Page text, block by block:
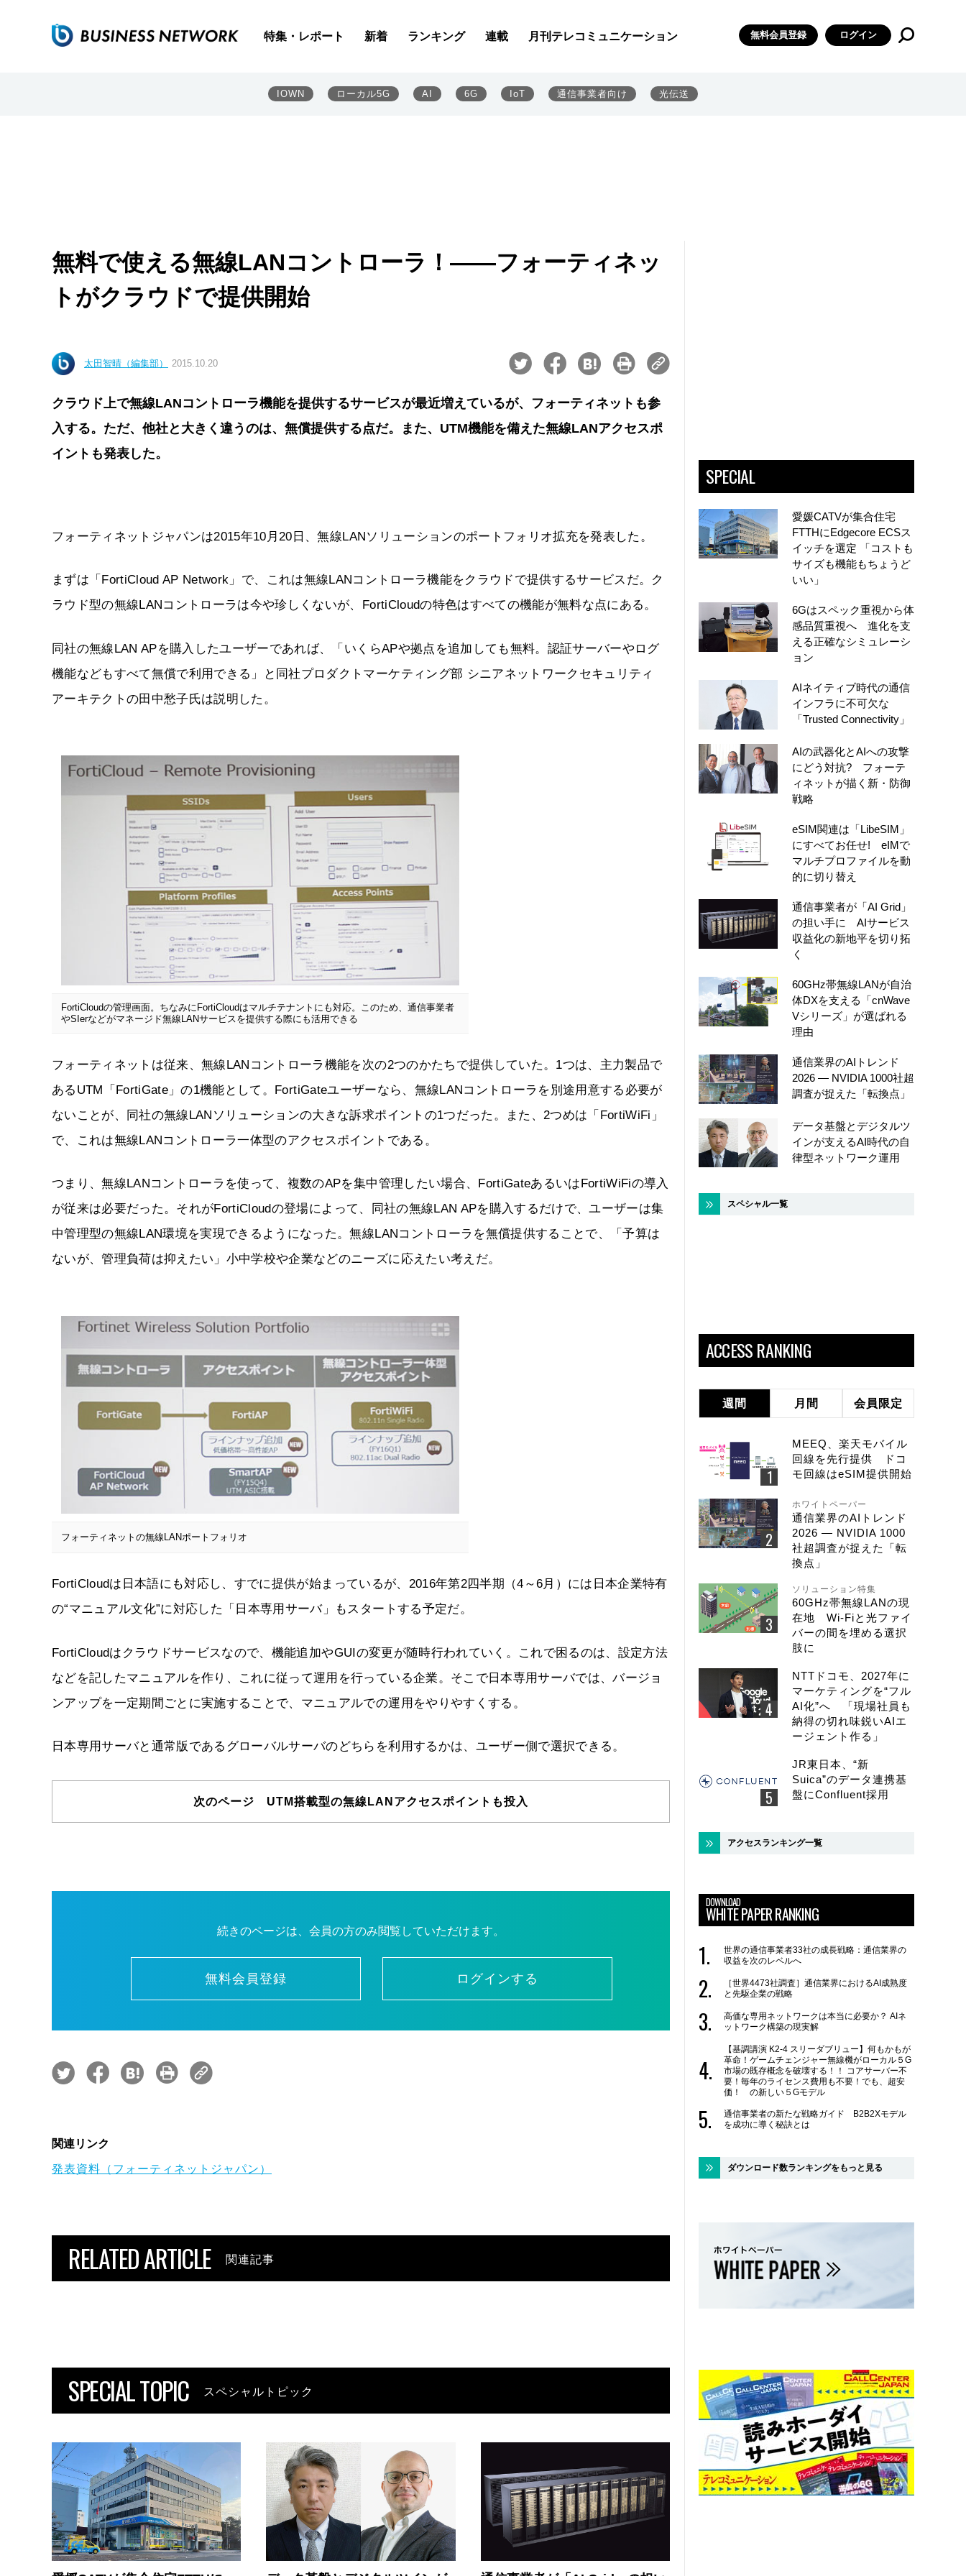
特集・レポート 新着 ランキング 連載 月刊テレコミュニケーション 無料会員登録 ログイン
IOWN ローカル5G AI 6G IoT 通信事業者向け 光伝送
無料で使える無線LANコントローラ！――フォーティネッ
トがクラウドで提供開始
太田智晴（編集部） 2015.10.20
クラウド上で無線LANコントローラ機能を提供するサービスが最近増えているが、フォーティネットも参
入する。ただ、他社と大きく違うのは、無償提供する点だ。また、UTM機能を備えた無線LANアクセスポ
イントも発表した。
フォーティネットジャパンは2015年10月20日、無線LANソリューションのポートフォリオ拡充を発表した。
まずは「FortiCloud AP Network」で、これは無線LANコントローラ機能をクラウドで提供するサービスだ。ク
ラウド型の無線LANコントローラは今や珍しくないが、FortiCloudの特色はすべての機能が無料な点にある。
同社の無線LAN APを購入したユーザーであれば、「いくらAPや拠点を追加しても無料。認証サーバーやログ
機能などもすべて無償で利用できる」と同社プロダクトマーケティング部 シニアネットワークセキュリティ
アーキテクトの田中愁子氏は説明した。
FortiCloudの管理画面。ちなみにFortiCloudはマルチテナントにも対応。このため、通信事業者
やSIerなどがマネージド無線LANサービスを提供する際にも活用できる
フォーティネットは従来、無線LANコントローラ機能を次の2つのかたちで提供していた。1つは、主力製品で
あるUTM「FortiGate」の1機能として。FortiGateユーザーなら、無線LANコントローラを別途用意する必要が
ないことが、同社の無線LANソリューションの大きな訴求ポイントの1つだった。また、2つめは「FortiWiFi」
で、これは無線LANコントローラ一体型のアクセスポイントである。
つまり、無線LANコントローラを使って、複数のAPを集中管理したい場合、FortiGateあるいはFortiWiFiの導入
が従来は必要だった。それがFortiCloudの登場によって、同社の無線LAN APを購入するだけで、ユーザーは集
中管理型の無線LAN環境を実現できるようになった。無線LANコントローラを無償提供することで、「予算は
ないが、管理負荷は抑えたい」小中学校や企業などのニーズに応えたい考えだ。
フォーティネットの無線LANポートフォリオ
FortiCloudは日本語にも対応し、すでに提供が始まっているが、2016年第2四半期（4～6月）には日本企業特有
の“マニュアル文化”に対応した「日本専用サーバ」もスタートする予定だ。
FortiCloudはクラウドサービスなので、機能追加やGUIの変更が随時行われていく。これで困るのは、設定方法
などを記したマニュアルを作り、これに従って運用を行っている企業。そこで日本専用サーバでは、バージョ
ンアップを一定期間ごとに実施することで、マニュアルでの運用をやりやすくする。
日本専用サーバと通常版であるグローバルサーバのどちらを利用するかは、ユーザー側で選択できる。
次のページ UTM搭載型の無線LANアクセスポイントも投入
続きのページは、会員の方のみ閲覧していただけます。
無料会員登録 ログインする
関連リンク
発表資料（フォーティネットジャパン）
RELATED ARTICLE 関連記事
SPECIAL TOPIC スペシャルトピック
SPECIAL
愛媛CATVが集合住宅
FTTHにEdgecore ECSス
イッチを選定 「コストも
サイズも機能もちょうど
いい」
6Gはスペック重視から体
感品質重視へ 進化を支
える正確なシミュレーシ
ョン
AIネイティブ時代の通信
インフラに不可欠な
「Trusted Connectivity」
AIの武器化とAIへの攻撃
にどう対抗? フォーテ
ィネットが描く新・防御
戦略
eSIM関連は「LibeSIM」
にすべてお任せ! eIMで
マルチプロファイルを動
的に切り替え
通信事業者が「AI Grid」
の担い手に AIサービス
収益化の新地平を切り拓
く
60GHz帯無線LANが自治
体DXを支える「cnWave
Vシリーズ」が選ばれる
理由
通信業界のAIトレンド
2026 ― NVIDIA 1000社超
調査が捉えた「転換点」
データ基盤とデジタルツ
インが支えるAI時代の自
律型ネットワーク運用
スペシャル一覧
ACCESS RANKING
週間 月間 会員限定
MEEQ、楽天モバイル
回線を先行提供 ドコ
モ回線はeSIM提供開始
ホワイトペーパー
通信業界のAIトレンド
2026 ― NVIDIA 1000
社超調査が捉えた「転
換点」
ソリューション特集
60GHz帯無線LANの現
在地 Wi-Fiと光ファイ
バーの間を埋める選択
肢に
NTTドコモ、2027年に
マーケティングを“フル
AI化”へ 「現場社員も
納得の切れ味鋭いAIエ
ージェント作る」
JR東日本、“新
Suica”のデータ連携基
盤にConfluent採用
アクセスランキング一覧
DOWNLOAD
WHITE PAPER RANKING
世界の通信事業者33社の成長戦略：通信業界の
収益を次のレベルへ
［世界4473社調査］通信業界におけるAI成熟度
と先駆企業の戦略
高価な専用ネットワークは本当に必要か？ AIネ
ットワーク構築の現実解
【基調講演 K2-4 スリーダブリュー】何もかもが
革命！ゲームチェンジャー無線機がローカル５G
市場の既存概念を破壊する！！ コアサーバー不
要！毎年のライセンス費用も不要！でも、超安
価！ の新しい５Gモデル
通信事業者の新たな戦略ガイド B2B2Xモデル
を成功に導く秘訣とは
ダウンロード数ランキングをもっと見る